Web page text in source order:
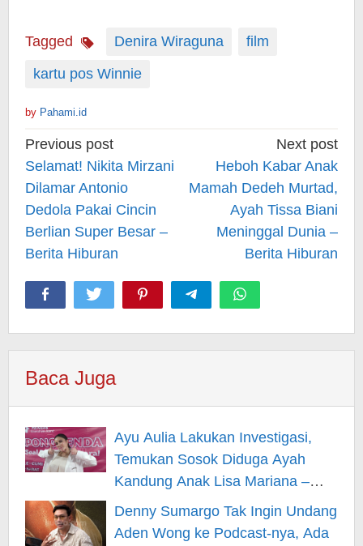
Tagged Denira Wiraguna
film
kartu pos Winnie
by Pahami.id
Post
navigation
Previous post
Selamat! Nikita Mirzani
Dilamar Antonio
Dedola Pakai Cincin
Berlian Super Besar –
Berita Hiburan
Next post
Heboh Kabar Anak
Mamah Dedeh Murtad,
Ayah Tissa Biani
Meninggal Dunia –
Berita Hiburan
Baca Juga
Ayu Aulia Lakukan Investigasi,
Temukan Sosok Diduga Ayah
Kandung Anak Lisa Mariana –
Berita Hiburan
Denny Sumargo Tak Ingin Undang
Aden Wong ke Podcast-nya, Ada